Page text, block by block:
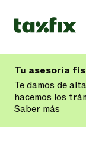
Tu asesoría
Te damos de
hacemos los
Saber más